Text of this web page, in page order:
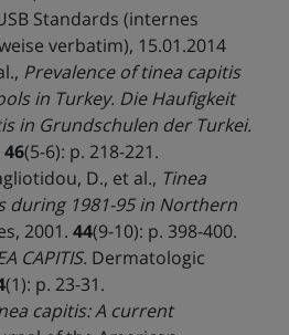
Standards (internes
verbatim), 15.01.2014
Prevalence of tinea capitis
in Turkey. Die Haufigkeit
in Grundschulen der Turkei.
46(5-6): p. 218-221.
D., et al., Tinea
during 1981-95 in Northern
2001. 44(9-10): p. 398-400.
CAPITIS. Dermatologic
(1): p. 23-31.
capitis: A current